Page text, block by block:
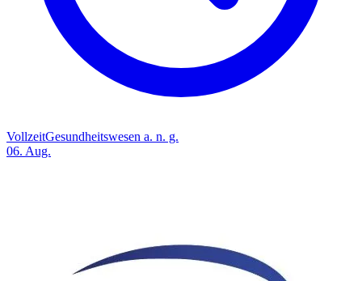
VollzeitGesundheitswesen a. n. g.
06. Aug.